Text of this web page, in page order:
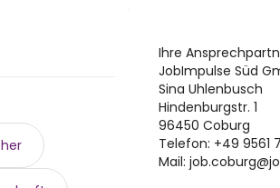
Ihre
JobImpulse Süd
Sina Uhlenbusch
Hindenburgstr. 1
96450 Coburg
Telefon: +49 9561
Mail: